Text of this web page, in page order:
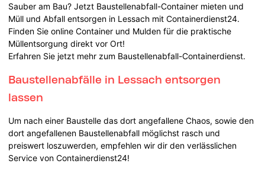
Sauber am Bau? Jetzt Baustellenabfall-Container mieten und
Müll und Abfall entsorgen in Lessach mit Containerdienst24.
Finden Sie online Container und Mulden für die praktische
Müllentsorgung direkt vor Ort!
Erfahren Sie jetzt mehr zum Baustellenabfall-Containerdienst.
Baustellenabfälle in Lessach entsorgen
lassen
Um nach einer Baustelle das dort angefallene Chaos, sowie den
dort angefallenen Baustellenabfall möglichst rasch und
preiswert loszuwerden, empfehlen wir dir den verlässlichen
Service von Containerdienst24!